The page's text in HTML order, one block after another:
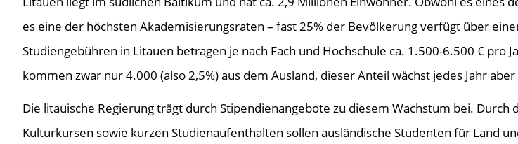
es eine der höchsten Akademisierungsraten – fast 25% der Bevölkerung verfügt über
Studiengebühren in Litauen betragen je nach Fach und Hochschule ca. 1.500-6.500 € pro
kommen zwar nur 4.000 (also 2,5%) aus dem Ausland, dieser Anteil wächst jedes Jahr
Die litauische Regierung trägt durch Stipendienangebote zu diesem Wachstum bei. Durch
Kulturkursen sowie kurzen Studienaufenthalten sollen ausländische Studenten für Land